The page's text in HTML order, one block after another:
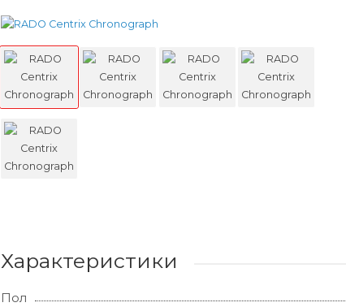
Характеристики
Пол